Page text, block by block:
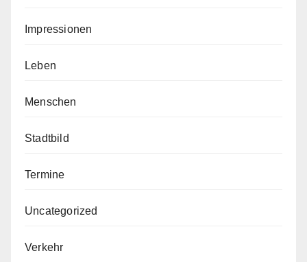
Impressionen
Leben
Menschen
Stadtbild
Termine
Uncategorized
Verkehr